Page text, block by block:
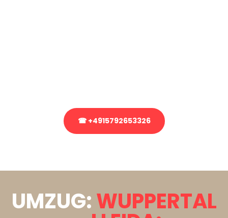
☎ +4915792653326
UMZUG:WUPPERTAL